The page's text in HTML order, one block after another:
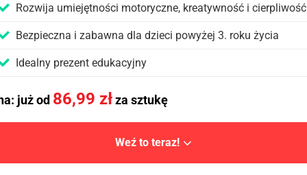
Rozwija umiejętności motoryczne, kreatywność i cierpliwość
Bezpieczna i zabawna dla dzieci powyżej 3. roku życia
Idealny prezent edukacyjny
już od 86,99 złza sztukę
Weź to teraz!